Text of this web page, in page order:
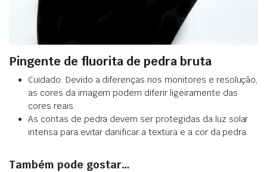
Pingente de fluorita de pedra bruta
Cuidado: Devido a diferenças nos monitores e resolução,
as cores da imagem podem diferir ligeiramente das
cores reais.
As contas de pedra devem ser protegidas da luz solar
intensa para evitar danificar a textura e a cor da pedra.
Também pode gostar…